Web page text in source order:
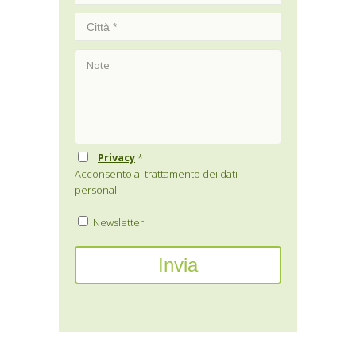
Privacy*
Acconsento al trattamento dei dati
personali
Newsletter